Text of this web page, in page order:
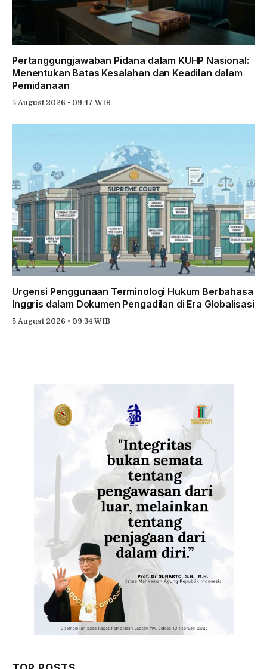
Pertanggungjawaban Pidana dalam KUHP Nasional:
Menentukan Batas Kesalahan dan Keadilan dalam
Pemidanaan
5 August 2026 • 09:47 WIB
Urgensi Penggunaan Terminologi Hukum Berbahasa
Inggris dalam Dokumen Pengadilan di Era Globalisasi
5 August 2026 • 09:34 WIB